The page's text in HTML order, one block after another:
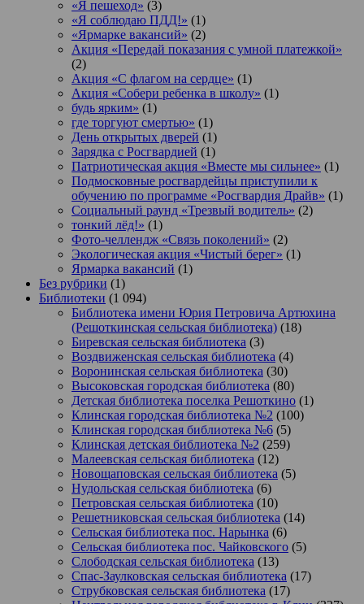
«Я пешеход» (3)
«Я соблюдаю ПДД!» (1)
«Ярмарке вакансий» (2)
Акция «Передай показания с умной платежкой»
(2)
Акция «С флагом на сердце» (1)
Акция «Собери ребенка в школу» (1)
будь ярким» (1)
где торгуют смертью» (1)
День открытых дверей (1)
Зарядка с Росгвардией (1)
Патриотическая акция «Вместе мы сильнее» (1)
Подмосковные росгвардейцы приступили к
обучению по программе «Росгвардия Драйв» (1)
Социальный раунд «Трезвый водитель» (2)
тонкий лёд!» (1)
Фото-челлендж «Связь поколений» (2)
Экологическая акция «Чистый берег» (1)
Ярмарка вакансий (1)
Без рубрики (1)
Библиотеки (1 094)
Библиотека имени Юрия Петровича Артюхина
(Решоткинская сельская библиотека) (18)
Биревская сельская библиотека (3)
Воздвиженская сельская библиотека (4)
Воронинская сельская библиотека (30)
Высоковская городская библиотека (80)
Детская библиотека поселка Решоткино (1)
Клинская городская библиотека №2 (100)
Клинская городская библиотека №6 (5)
Клинская детская библиотека №2 (259)
Малеевская сельская библиотека (12)
Новощаповская сельская библиотека (5)
Нудольская сельская библиотека (6)
Петровская сельская библиотека (10)
Решетниковская сельская библиотека (14)
Сельская библиотека пос. Нарынка (6)
Сельская библиотека пос. Чайковского (5)
Слободская сельская библиотека (13)
Спас-Заулковская сельская библиотека (17)
Струбковская сельская библиотека (17)